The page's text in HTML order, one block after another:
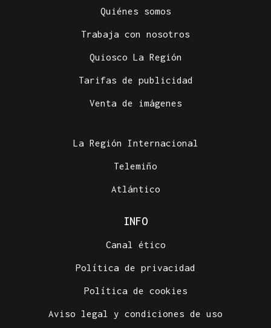
Quiénes somos
Trabaja con nosotros
Quiosco La Región
Tarifas de publicidad
Venta de imágenes
La Región Internacional
Telemiño
Atlántico
INFO
Canal ético
Política de privacidad
Política de cookies
Aviso legal y condiciones de uso